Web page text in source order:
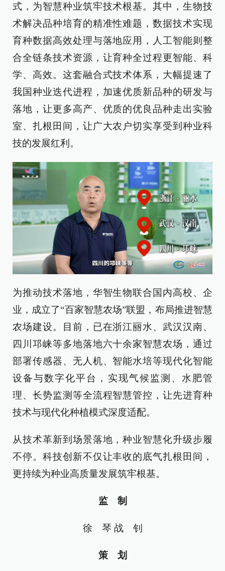
式，为智慧种业筑牢技术根基。其中，生物技
术解决品种培育的精准性难题，数据技术实现
育种数据高效处理与落地应用，人工智能则整
合全链条技术资源，让育种全过程更智能、科
学、高效。这套融合式技术体系，大幅提速了
我国种业迭代进程，加速优质新品种的研发与
落地，让更多高产、优质的优良品种走出实验
室、扎根田间，让广大农户切实享受到种业科
技的发展红利。
为推动技术落地，华智生物联合国内高校、企
业，成立了“百家智慧农场”联盟，布局推进智慧
农场建设。目前，已在浙江丽水、武汉汉南、
四川邛崃等多地落地六十余家智慧农场，通过
部署传感器、无人机、智能水培等现代化智能
设备与数字化平台，实现气候监测、水肥管
理、长势监测等全流程智慧管控，让先进育种
技术与现代化种植模式深度适配。
从技术革新到场景落地，种业智慧化升级步履
不停。科技创新不仅让丰收的底气扎根田间，
更持续为种业高质量发展筑牢根基。
监 制
徐 琴 战 钊
策 划